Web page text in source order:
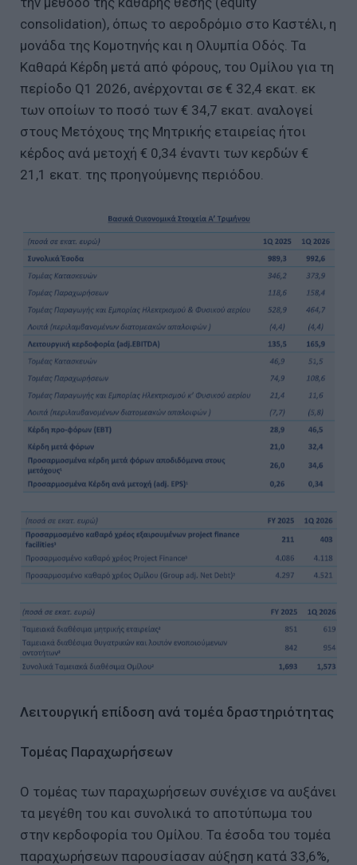
consolidation), όπως το αεροδρόμιο στο Καστέλι, η
μονάδα της Κομοτηνής και η Ολυμπία Οδός. Τα
Καθαρά Κέρδη μετά από φόρους, του Ομίλου για τη
περίοδο Q1 2026, ανέρχονται σε € 32,4 εκατ. εκ
των οποίων το ποσό των € 34,7 εκατ. αναλογεί
στους Μετόχους της Μητρικής εταιρείας ήτοι
κέρδος ανά μετοχή € 0,34 έναντι των κερδών €
21,1 εκατ. της προηγούμενης περιόδου.
Λειτουργική επίδοση ανά τομέα δραστηριότητας
Τομέας Παραχωρήσεων
Ο τομέας των παραχωρήσεων συνέχισε να αυξάνει
τα μεγέθη του και συνολικά το αποτύπωμα του
στην κερδοφορία του Ομίλου. Τα έσοδα του τομέα
παραχωρήσεων παρουσίασαν αύξηση κατά 33,6%,